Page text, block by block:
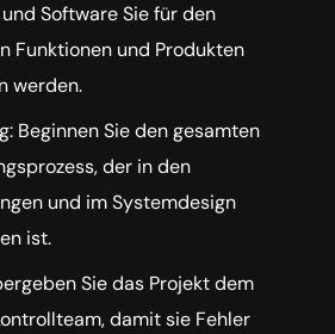
Software Sie für den
Funktionen und Produkten
werden.
Beginnen Sie den gesamten
der in den
und im Systemdesign
ist.
Sie das Projekt dem
damit sie Fehler